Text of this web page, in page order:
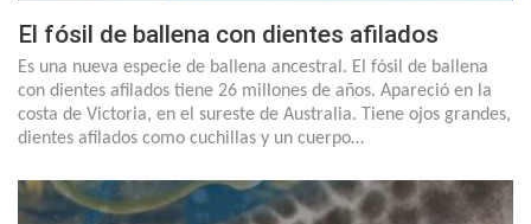
El fósil de ballena con dientes afilados
Es una nueva especie de ballena ancestral. El fósil de ballena
con dientes afilados tiene 26 millones de años. Apareció en la
costa de Victoria, en el sureste de Australia. Tiene ojos grandes,
dientes afilados como cuchillas y un cuerpo…